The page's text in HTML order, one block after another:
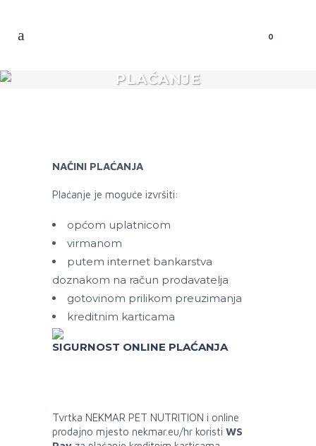
0
PLAĆANJE
NAČINI PLAĆANJA
Plaćanje je moguće izvršiti:
općom uplatnicom
virmanom
putem internet bankarstva
doznakom na račun prodavatelja
gotovinom prilikom preuzimanja
kreditnim karticama
SIGURNOST ONLINE PLAĆANJA
Tvrtka NEKMAR PET NUTRITION i online
prodajno mjesto nekmar.eu/hr koristi WS